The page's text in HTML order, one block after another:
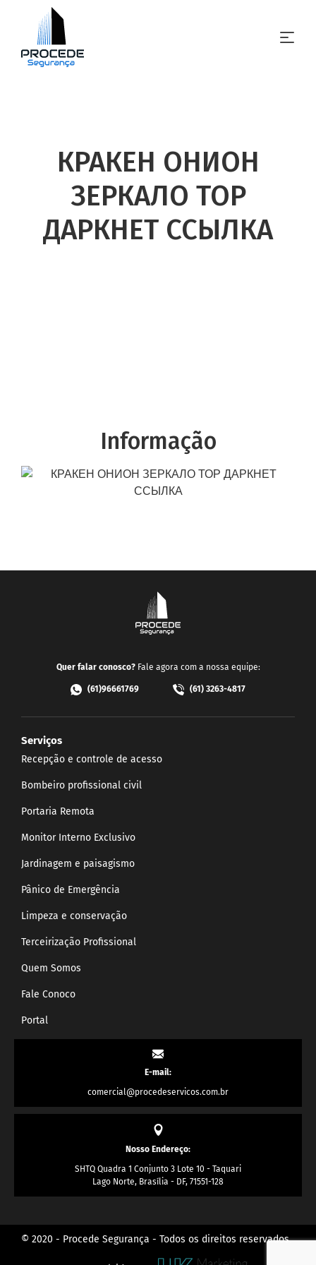
КРАКЕН ОНИОН
ЗЕРКАЛО ТОР
ДАРКНЕТ ССЫЛКА
Informação
Quer falar conosco?Fale agora com a nossa equipe:
(61)96661769 (61) 3263-4817
Serviços
Recepção e controle de acesso
Bombeiro profissional civil
Portaria Remota
Monitor Interno Exclusivo
Jardinagem e paisagismo
Pânico de Emergência
Limpeza e conservação
Terceirização Profissional
Quem Somos
Fale Conoco
Portal
E-mail:
comercial@procedeservicos.com.br
Nosso Endereço:
SHTQ Quadra 1 Conjunto 3 Lote 10 - Taquari
Lago Norte, Brasília - DF, 71551-128
© 2020 - Procede Segurança - Todos os direitos reservados.